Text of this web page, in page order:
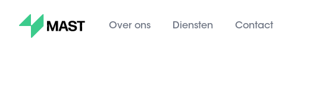
Mast
Over ons Diensten Contact